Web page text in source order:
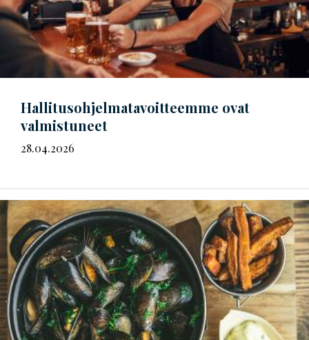
Hal­li­tus­oh­jel­ma­ta­voit­teem­me ovat
valmistuneet
28.04.2026